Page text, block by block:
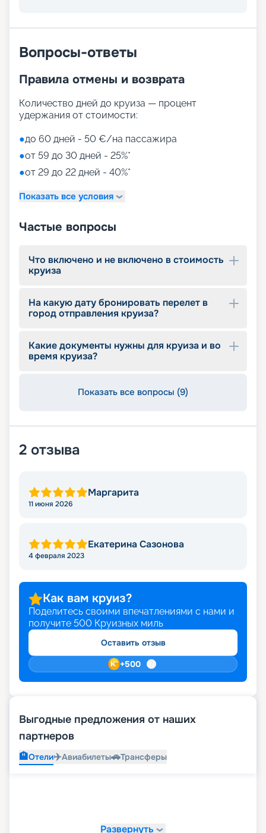
Вопросы-ответы
Правила отмены и возврата
Количество дней до круиза — процент
удержания от стоимости:
●до 60 дней - 50 €/на пассажира
●от 59 до 30 дней - 25%*
●от 29 до 22 дней - 40%*
Показать все условия
Частые вопросы
Что включено и не включено в стоимость
круиза
На какую дату бронировать перелет в
город отправления круиза?
Какие документы нужны для круиза и во
время круиза?
Показать все вопросы (9)
2 отзыва
Маргарита
11 июня 2026
Екатерина Сазонова
4 февраля 2023
Как вам круиз?
Поделитесь своими впечатлениями с нами и
получите 500 Круизных миль
Оставить отзыв
+500
Выгодные предложения от наших
партнеров
🏨Отели✈️Авиабилеты🚗Трансферы
Развернуть